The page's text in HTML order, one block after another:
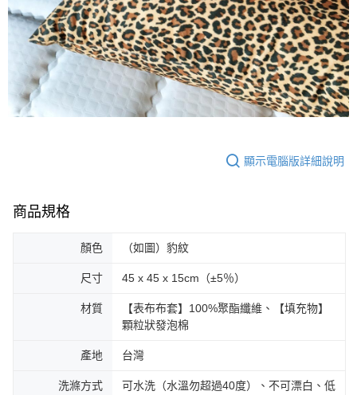
顯示電腦版詳細說明
商品規格
顏色 （如圖）豹紋
尺寸 45 x 45 x 15cm（±5％）
材質
【表布布套】100%聚酯纖維、【填充物】
顆粒狀發泡棉
產地 台灣
洗滌方式
可水洗（水溫勿超過40度）、不可漂白、低